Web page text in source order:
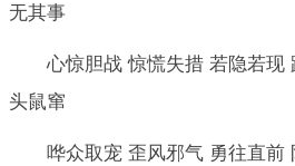
无其事
心惊胆战 惊慌失措 若隐若现
头鼠窜
哗众取宠 歪风邪气 勇往直前